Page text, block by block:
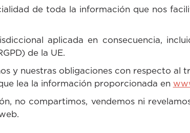
de toda la información que nos
aplicada en consecuencia,
de la UE.
y nuestras obligaciones con respecto al
lea la información proporcionada en
no compartimos, vendemos ni